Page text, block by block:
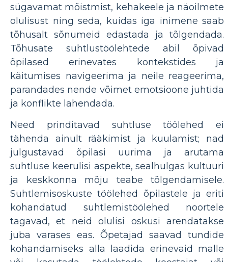
sügavamat mõistmist, kehakeele ja näoilmete
olulisust ning seda, kuidas iga inimene saab
tõhusalt sõnumeid edastada ja tõlgendada.
Tõhusate suhtlustöölehtede abil õpivad
õpilased erinevates kontekstides ja
käitumises navigeerima ja neile reageerima,
parandades nende võimet emotsioone juhtida
ja konflikte lahendada.
Need prinditavad suhtluse töölehed ei
tähenda ainult rääkimist ja kuulamist; nad
julgustavad õpilasi uurima ja arutama
suhtluse keerulisi aspekte, sealhulgas kultuuri
ja keskkonna mõju teabe tõlgendamisele.
Suhtlemisoskuste töölehed õpilastele ja eriti
kohandatud suhtlemistöölehed noortele
tagavad, et neid olulisi oskusi arendatakse
juba varases eas. Õpetajad saavad tundide
kohandamiseks alla laadida erinevaid malle